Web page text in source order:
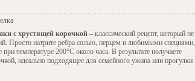
с хрустящей корочкой – классический рецепт, который не
Просто натрите ребра солью, перцем и любимыми специями,
при температуре 200°C около часа. В результате получаете
идеально подходящее для семейного ужина или прогулки